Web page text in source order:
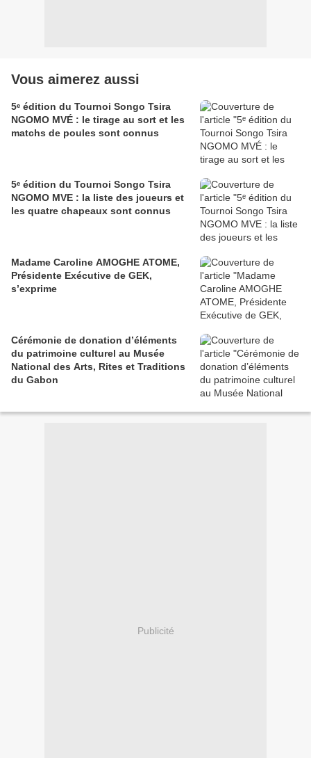
Vous aimerez aussi
5ᵉ édition du Tournoi Songo Tsira
NGOMO MVÉ : le tirage au sort et les
matchs de poules sont connus
5ᵉ édition du Tournoi Songo Tsira
NGOMO MVE : la liste des joueurs et
les quatre chapeaux sont connus
Madame Caroline AMOGHE ATOME,
Présidente Exécutive de GEK,
s’exprime
Cérémonie de donation d’éléments
du patrimoine culturel au Musée
National des Arts, Rites et Traditions
du Gabon
Publicité